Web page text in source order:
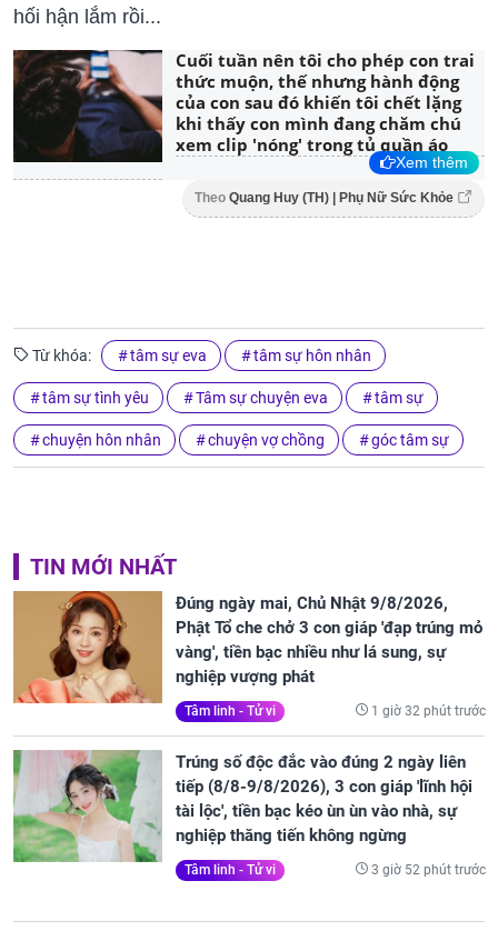
hối hận lắm rồi...
Cuối tuần nên tôi cho phép con trai
thức muộn, thế nhưng hành động
của con sau đó khiến tôi chết lặng
khi thấy con mình đang chăm chú
xem clip 'nóng' trong tủ quần áo
Xem thêm
Theo Quang Huy (TH) | Phụ Nữ Sức Khỏe
Từ khóa: tâm sự eva tâm sự hôn nhân
tâm sự tình yêu Tâm sự chuyện eva tâm sự
chuyện hôn nhân chuyện vợ chồng góc tâm sự
TIN MỚI NHẤT
Đúng ngày mai, Chủ Nhật 9/8/2026,
Phật Tổ che chở 3 con giáp 'đạp trúng mỏ
vàng', tiền bạc nhiều như lá sung, sự
nghiệp vượng phát
Tâm linh - Tử vi 1 giờ 32 phút trước
Trúng số độc đắc vào đúng 2 ngày liên
tiếp (8/8-9/8/2026), 3 con giáp 'lĩnh hội
tài lộc', tiền bạc kéo ùn ùn vào nhà, sự
nghiệp thăng tiến không ngừng
Tâm linh - Tử vi 3 giờ 52 phút trước